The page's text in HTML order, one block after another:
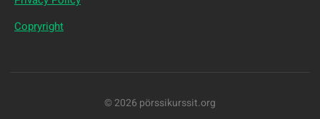
Copryright
© 2026 pörssikurssit.org